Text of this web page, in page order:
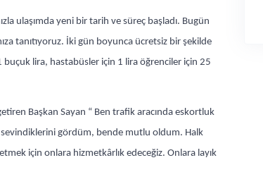
ulaşımda yeni bir tarih ve süreç başladı. Bugün
tanıtıyoruz. İki gün boyunca ücretsiz bir şekilde
lira, hastabüsler için 1 lira öğrenciler için 25
Başkan Sayan “ Ben trafik aracında eskortluk
sevindiklerini gördüm, bende mutlu oldum. Halk
için onlara hizmetkârlık edeceğiz. Onlara layık